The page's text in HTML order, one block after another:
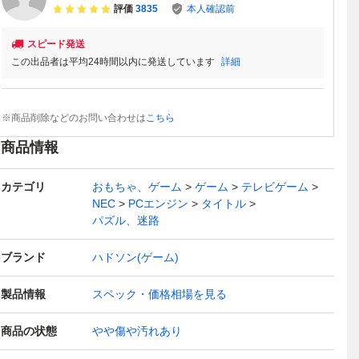
評価 3835 本人確認前
スピード発送
この出品者は平均24時間以内に発送しています 詳細
※商品削除などのお問い合わせはこちら
商品情報
カテゴリ おもちゃ、ゲーム ゲーム
テレビゲーム
NEC
PCエンジン
タイトル
パズル、迷路
ブランド ハドソン(ゲーム)
製品情報 スペック・価格相場を見る
商品の状態 やや傷や汚れあり